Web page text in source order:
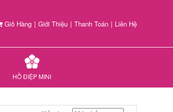
Giỏ Hàng | Giới Thiệu | Thanh Toán | Liên Hệ
HỒ ĐIỆP MINI